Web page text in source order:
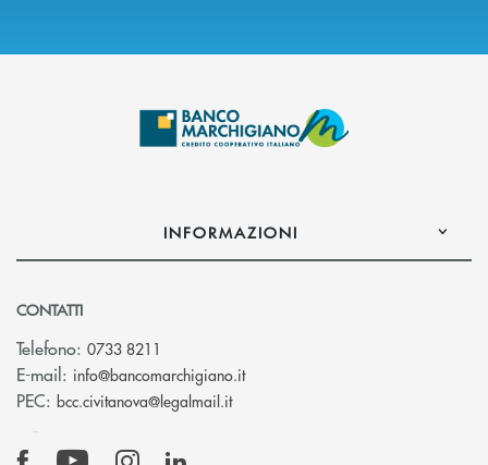
INFORMAZIONI
CONTATTI
Telefono: 0733 8211
E-mail: info@bancomarchigiano.it(si apre l’app di posta
PEC: bcc.civitanova@legalmail.it(si apre l’app di posta elettronica)